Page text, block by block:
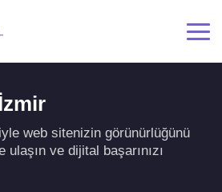
web sitenizin görünürlüğünü
ulaşın ve dijital başarınızı